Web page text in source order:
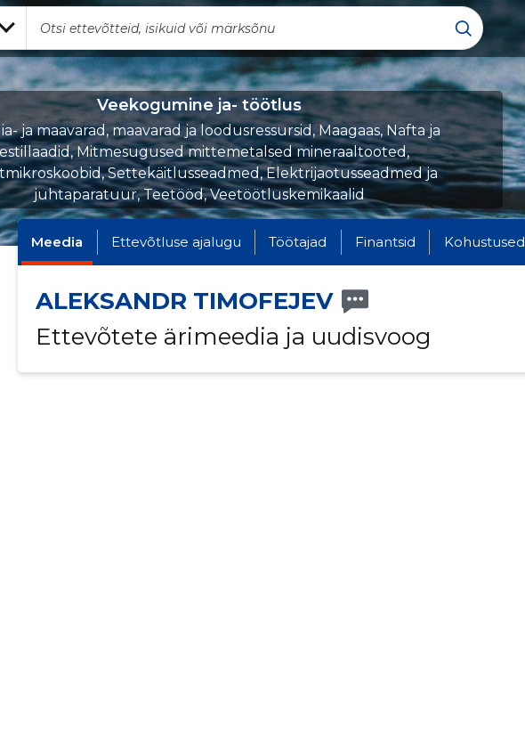
Veekogumine ja- töötlus
ja maavarad, maavarad ja loodusressursid, Maagaas, Nafta ja
Mitmesugused mittemetalsed mineraaltooted,
Settekäitlusseadmed, Elektrijaotusseadmed ja
juhtaparatuur, Teetööd, Veetöötluskemikaalid
Meedia Ettevõtluse ajalugu Töötajad Finantsid Kohustused
ALEKSANDR TIMOFEJEV
Ettevõtete ärimeedia ja uudisvoog